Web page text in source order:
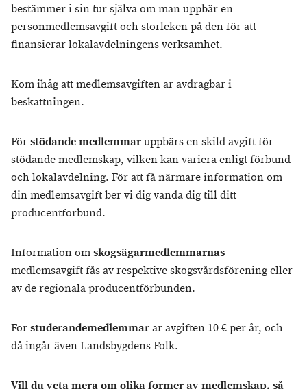
bestämmer i sin tur själva om man uppbär en
personmedlemsavgift och storleken på den för att
finansierar lokalavdelningens verksamhet.
Kom ihåg att medlemsavgiften är avdragbar i
beskattningen.
Förstödande medlemmaruppbärs en skild avgift för
stödande medlemskap, vilken kan variera enligt förbund
och lokalavdelning. För att få närmare information om
din medlemsavgift ber vi dig vända dig till ditt
producentförbund.
Information omskogsägarmedlemmarnas
medlemsavgift fås av respektive skogsvårdsförening eller
av de regionala producentförbunden.
Förstuderandemedlemmarär avgiften 10 € per år, och
då ingår även Landsbygdens Folk.
Vill du veta mera om olika former av medlemskap, så